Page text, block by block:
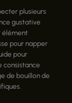
plusieurs
gustative
élément
pour napper
pour
consistance
de bouillon de